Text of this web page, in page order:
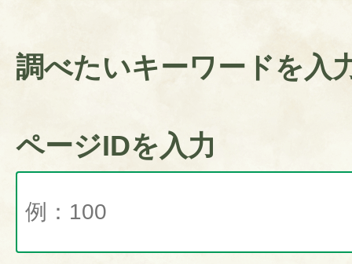
調べたいキーワードを入
ページIDを入力